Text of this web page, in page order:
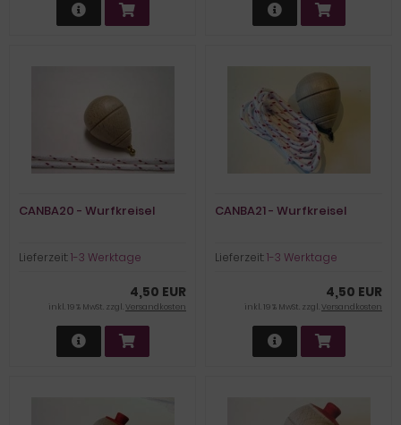
CANBA20 - Wurfkreisel
Lieferzeit:1-3 Werktage
4,50 EUR
inkl. 19 % MwSt. zzgl.Versandkosten
CANBA21 - Wurfkreisel
Lieferzeit:1-3 Werktage
4,50 EUR
inkl. 19 % MwSt. zzgl.Versandkosten